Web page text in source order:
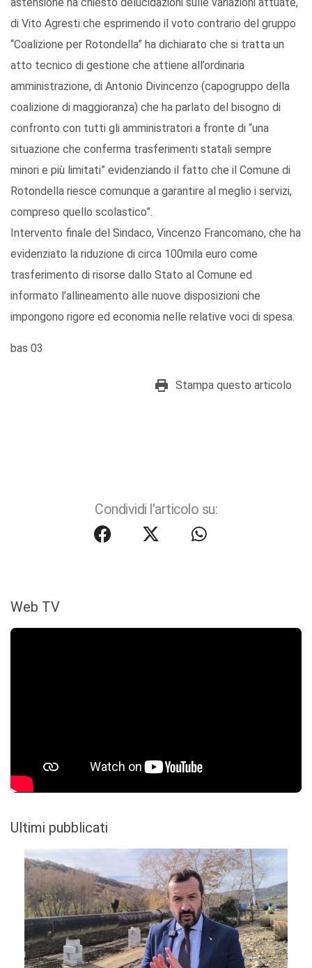
astensione ha chiesto delucidazioni sulle variazioni attuate,
di Vito Agresti che esprimendo il voto contrario del gruppo
“Coalizione per Rotondella” ha dichiarato che si tratta un
atto tecnico di gestione che attiene all’ordinaria
amministrazione, di Antonio Divincenzo (capogruppo della
coalizione di maggioranza) che ha parlato del bisogno di
confronto con tutti gli amministratori a fronte di “una
situazione che conferma trasferimenti statali sempre
minori e più limitati” evidenziando il fatto che il Comune di
Rotondella riesce comunque a garantire al meglio i servizi,
compreso quello scolastico”.
Intervento finale del Sindaco, Vincenzo Francomano, che ha
evidenziato la riduzione di circa 100mila euro come
trasferimento di risorse dallo Stato al Comune ed
informato l’allineamento alle nuove disposizioni che
impongono rigore ed economia nelle relative voci di spesa.
bas 03
Stampa questo articolo
Condividi l'articolo su:
Web TV
Ultimi pubblicati